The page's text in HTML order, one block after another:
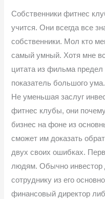
Собственники фитнес
учится. Они всегда все
собственники. Мол кто
самый умный. Хотя мне
цитата из фильма
показатель большого
Не уменьшая заслуг
фитнес клубы, они
бизнес на фоне из
сможет им доказать
двух своих ошибках.
людям. Обычно инвестор
сотруднику из его
финансовый директор